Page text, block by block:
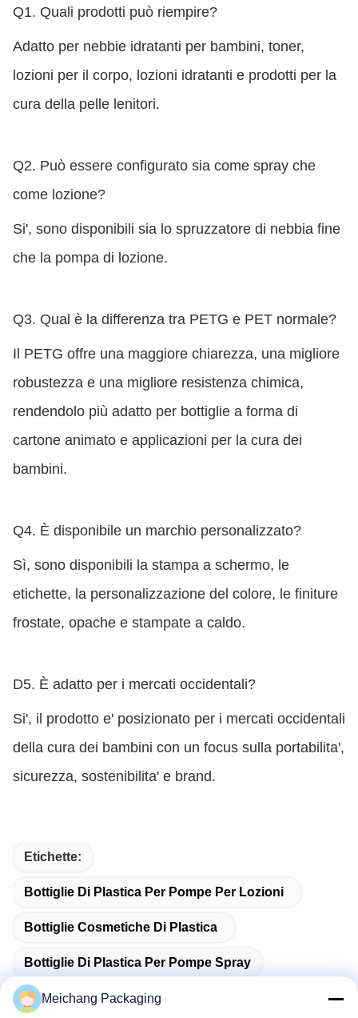
Q1. Quali prodotti può riempire?
Adatto per nebbie idratanti per bambini, toner,
lozioni per il corpo, lozioni idratanti e prodotti per la
cura della pelle lenitori.
Q2. Può essere configurato sia come spray che
come lozione?
Si', sono disponibili sia lo spruzzatore di nebbia fine
che la pompa di lozione.
Q3. Qual è la differenza tra PETG e PET normale?
Il PETG offre una maggiore chiarezza, una migliore
robustezza e una migliore resistenza chimica,
rendendolo più adatto per bottiglie a forma di
cartone animato e applicazioni per la cura dei
bambini.
Q4. È disponibile un marchio personalizzato?
Sì, sono disponibili la stampa a schermo, le
etichette, la personalizzazione del colore, le finiture
frostate, opache e stampate a caldo.
D5. È adatto per i mercati occidentali?
Si', il prodotto e' posizionato per i mercati occidentali
della cura dei bambini con un focus sulla portabilita',
sicurezza, sostenibilita' e brand.
Etichette:
Bottiglie Di Plastica Per Pompe Per Lozioni
Bottiglie Cosmetiche Di Plastica
Bottiglie Di Plastica Per Pompe Spray
Meichang Packaging